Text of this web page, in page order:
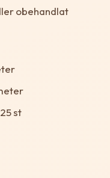
obehandlat
st